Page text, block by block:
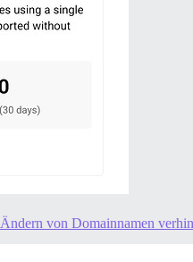
Ändern von Domainnamen